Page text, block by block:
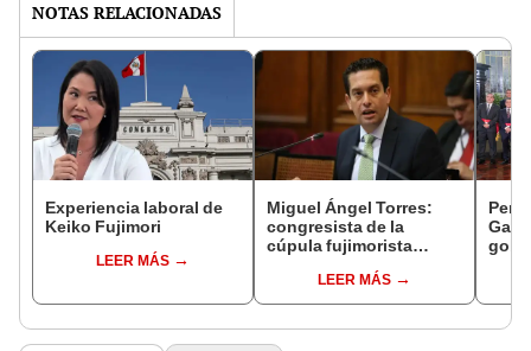
NOTAS RELACIONADAS
Experiencia laboral de
Keiko Fujimori
LEER MÁS
Miguel Ángel Torres:
congresista de la
cúpula fujimorista
del SenadoLEER MÁS